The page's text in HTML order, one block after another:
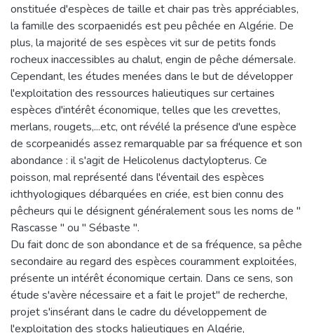
onstituée d'espèces de taille et chair pas très appréciables,
la famille des scorpaenidés est peu pêchée en Algérie. De
plus, la majorité de ses espèces vit sur de petits fonds
rocheux inaccessibles au chalut, engin de pêche démersale.
Cependant, les études menées dans le but de développer
l'exploitation des ressources halieutiques sur certaines
espèces d'intérêt économique, telles que les crevettes,
merlans, rougets,...etc, ont révélé la présence d'une espèce
de scorpeanidés assez remarquable par sa fréquence et son
abondance : il s'agit de Helicolenus dactylopterus. Ce
poisson, mal représenté dans l'éventail des espèces
ichthyologiques débarquées en criée, est bien connu des
pêcheurs qui le désignent généralement sous les noms de "
Rascasse " ou " Sébaste ".
Du fait donc de son abondance et de sa fréquence, sa pêche
secondaire au regard des espèces couramment exploitées,
présente un intérêt économique certain. Dans ce sens, son
étude s'avère nécessaire et a fait le projet" de recherche,
projet s'insérant dans le cadre du développement de
l'exploitation des stocks halieutiques en Algérie,